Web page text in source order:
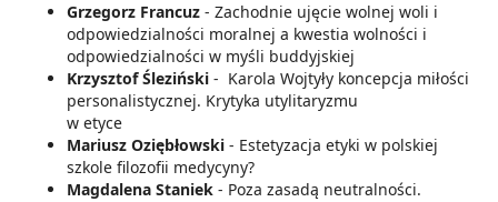
Grzegorz Francuz- Zachodnie ujęcie wolnej woli i
odpowiedzialności moralnej a kwestia wolności i
odpowiedzialności w myśli buddyjskiej
Krzysztof Śleziński- Karola Wojtyły koncepcja miłości
personalistycznej. Krytyka utylitaryzmu
w etyce
Mariusz Oziębłowski- Estetyzacja etyki w polskiej
szkole filozofii medycyny?
Magdalena Staniek- Poza zasadą neutralności.